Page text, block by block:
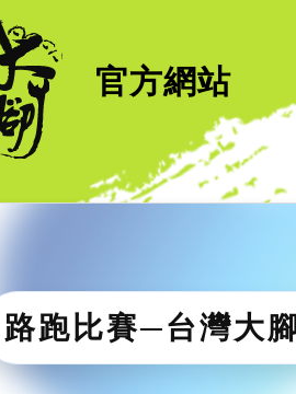
官方網站
路跑比賽─台灣大